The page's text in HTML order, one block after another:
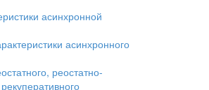
асинхронной
асинхронного
реостатно-